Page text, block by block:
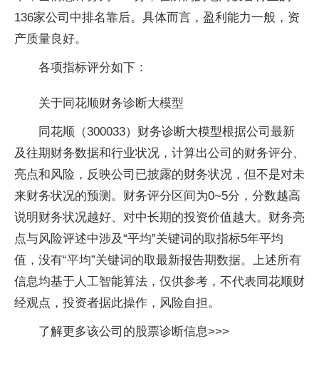
136家公司中排名靠后。具体而言，盈利能力一般，资
产质量良好。
各项指标评分如下：
关于同花顺财务诊断大模型
同花顺（300033）财务诊断大模型根据公司最新
及往期财务数据和行业状况，计算出公司的财务评分、
亮点和风险，反映公司已披露的财务状况，但不是对未
来财务状况的预测。财务评分区间为0~5分，分数越高
说明财务状况越好、对中长期的投资价值越大。财务亮
点与风险评述中涉及“平均”关键词的取指标5年平均
值，没有“平均”关键词的取最新报告期数据。上述所有
信息均基于人工智能算法，仅供参考，不代表同花顺财
经观点，投资者据此操作，风险自担。
了解更多该公司的股票诊断信息>>>